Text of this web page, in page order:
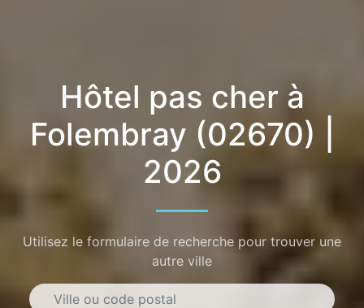
Hôtel pas cher à
Folembray (02670) |
2026
Utilisez le formulaire de recherche pour trouver une
autre ville